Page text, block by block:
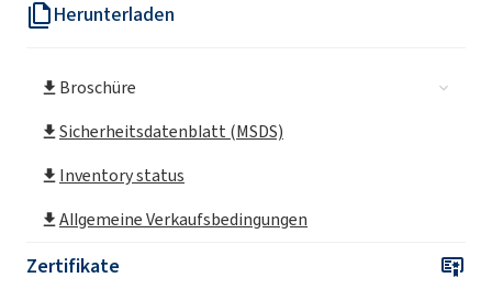
Herunterladen
Broschüre
Sicherheitsdatenblatt (MSDS)
Inventory status
Allgemeine Verkaufsbedingungen
Zertifikate